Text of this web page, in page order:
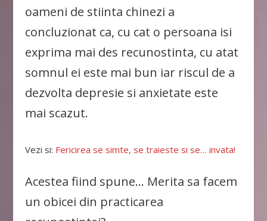
oameni de stiinta chinezi a
concluzionat ca, cu cat o persoana isi
exprima mai des recunostinta, cu atat
somnul ei este mai bun iar riscul de a
dezvolta depresie si anxietate este
mai scazut.
Vezi si: Fericirea se simte, se traieste si se… invata!
Acestea fiind spune… Merita sa facem
un obicei din practicarea